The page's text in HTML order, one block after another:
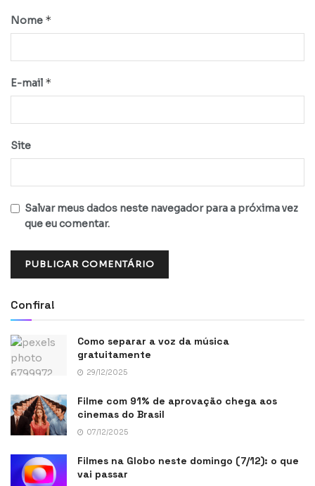
Nome *
E-mail *
Site
Salvar meus dados neste navegador para a próxima vez
que eu comentar.
Confira!
Como separar a voz da música
gratuitamente
29/12/2025
Filme com 91% de aprovação chega aos
cinemas do Brasil
07/12/2025
Filmes na Globo neste domingo (7/12): o que
vai passar